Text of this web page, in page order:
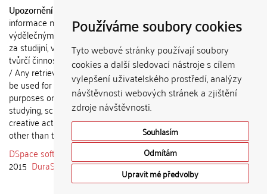
Používáme soubory cookies
Tyto webové stránky používají soubory
cookies a další sledovací nástroje s cílem
vylepšení uživatelského prostředí, analýzy
návštěvnosti webových stránek a zjištění
zdroje návštěvnosti.
Souhlasím
Odmítám
Upravit mé předvolby
Upozornění / Notice:
informace nemohou být použity k
výdělečným účelům nebo vydávány
za studijní, vědeckou nebo jinou
tvůrčí činnost jiné osoby než autora.
/ Any retrieved information shall not
be used for any commercial
purposes or claimed as results of
studying, scientific or any other
creative activities of any person
other than the author.
DSpace software
copyright © 2002-
2015 DuraSpace